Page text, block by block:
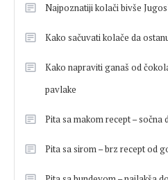
Najpoznatiji kolači bivše
Kako sačuvati kolače da
Kako napraviti ganaš od
pavlake
Pita sa makom recept – sočna
Pita sa sirom – brz recept od